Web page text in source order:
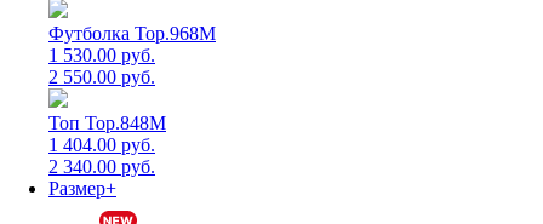
Футболка Top.968M
1 530.00 руб.
2 550.00 руб.
Топ Top.848M
1 404.00 руб.
2 340.00 руб.
Размер+